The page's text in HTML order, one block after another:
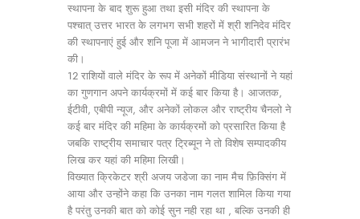
स्थापना के बाद शुरू हुआ तथा इसी मंदिर की स्थापना के
पश्चात् उत्तर भारत के लगभग सभी शहरों में श्री शनिदेव मंदिर
की स्थापनाएं हुई और शनि पूजा में आमजन ने भागीदारी प्रारंभ
की।
12 राशियों वाले मंदिर के रूप में अनेकों मीडिया संस्थानों ने यहां
का गुणगान अपने कार्यक्रमों में कई बार किया है। आजतक,
ईटीवी, एबीपी न्यूज, और अनेकों लोकल और राष्ट्रीय चैनलो ने
कई बार मंदिर की महिमा के कार्यक्रमों को प्रसारित किया है
जबकि राष्ट्रीय समाचार पत्र ट्रिब्यून ने तो विशेष सम्पादकीय
लिख कर यहां की महिमा लिखी।
विख्यात क्रिकेटर श्री अजय जडेजा का नाम मैच फ़िक्सिंग में
आया और उन्होंने कहा कि उनका नाम गलत शामिल किया गया
है परंतु उनकी बात को कोई सुन नही रहा था , बल्कि उनकी ही